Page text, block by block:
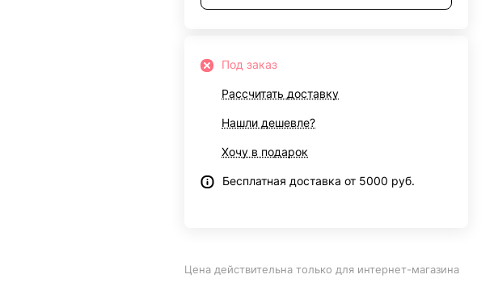
Под заказ
Рассчитать доставку
Нашли дешевле?
Хочу в подарок
Бесплатная доставка от 5000 руб.
Цена действительна только для интернет-магазина